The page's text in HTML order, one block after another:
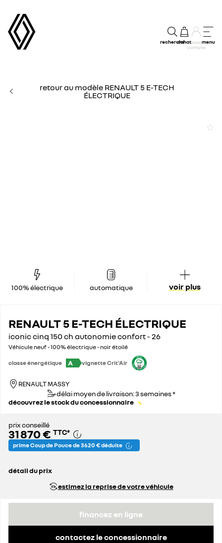
rechercheachatmon
compte
menu
retour au modèle RENAULT 5 E-TECH
ÉLECTRIQUE
100% électrique automatique voir plus
RENAULT 5 E-TECH ÉLECTRIQUE
iconic cinq 150 ch autonomie confort - 26
Véhicule neuf - 100% électrique - noir étoilé
classe énergétique A vignette Crit'Air
RENAULT MASSY
délai moyen de livraison: 3 semaines *
découvrez le stock du concessionnaire
prix conseillé
31 870 € TTC*
prime Coup de Pouce de 3 620 € déduite
détail du prix
prime Coup de Pouce déduiteestimez la reprise de votre véhicule
financez en ligne
contactez le concessionnaire